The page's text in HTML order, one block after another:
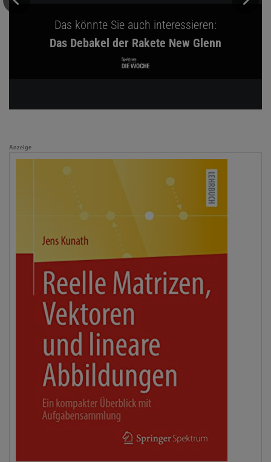
Das könnte Sie auch interessieren:
Das Debakel der Rakete New Glenn
Anzeige